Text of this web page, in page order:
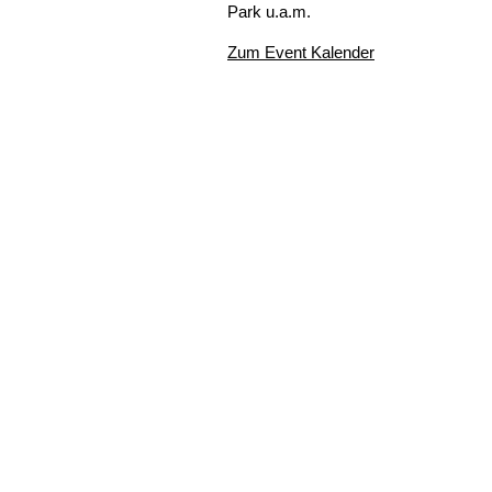
Park u.a.m.
Zum Event Kalender